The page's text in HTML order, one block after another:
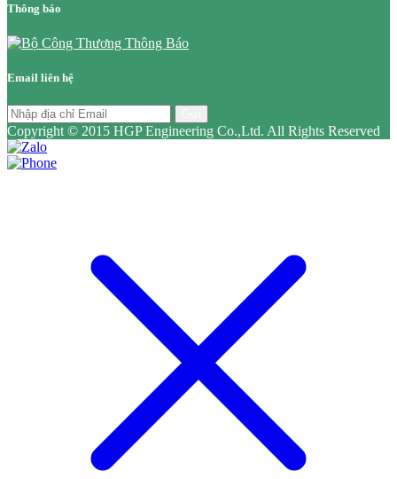
Thông báo
Email liên hệ
Copyright © 2015 HGP Engineering Co.,Ltd. All Rights Reserved